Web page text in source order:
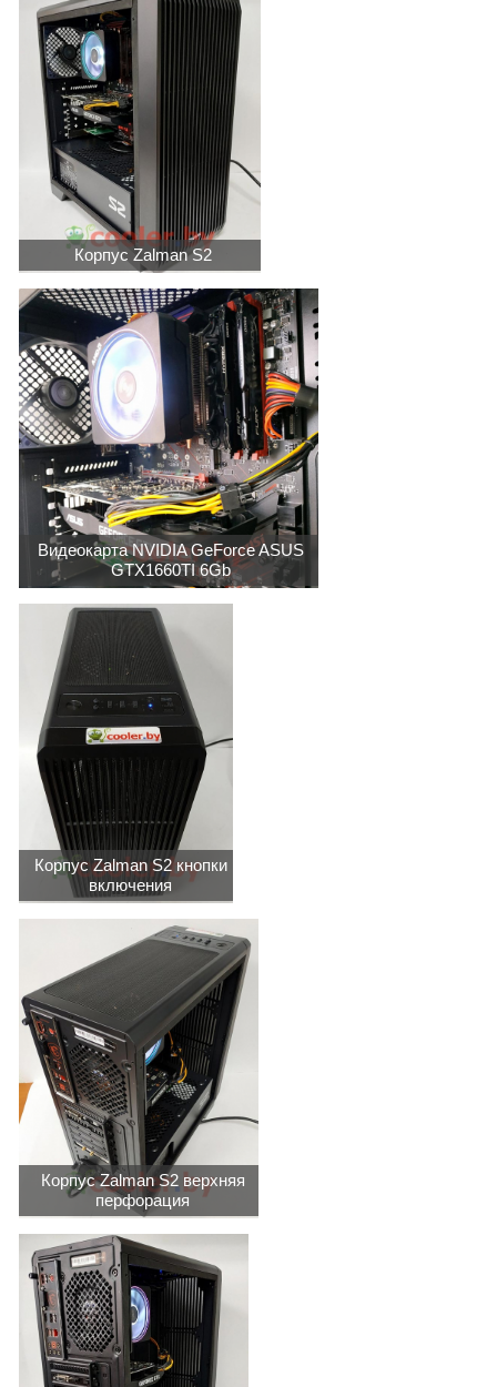
Корпус Zalman S2
Видеокарта NVIDIA GeForce ASUS
GTX1660TI 6Gb
Корпус Zalman S2 кнопки
включения
Корпус Zalman S2 верхняя
перфорация